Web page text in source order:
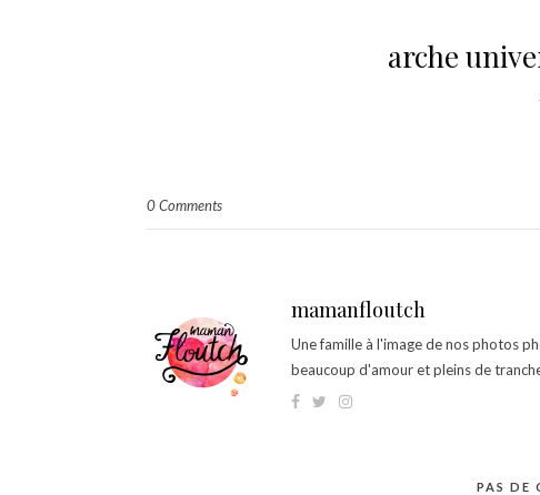
arche
0 Comments
mamanfloutch
Une famille à l'image de nos photos
beaucoup d'amour et pleins de
PAS DE